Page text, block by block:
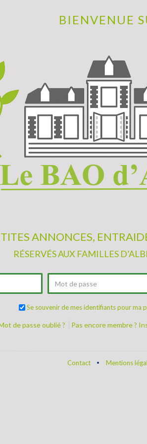
BIENVENUE
ANNONCES,
RÉSERVÉS AUX FAMILLES
Se souvenir de mes identifiants pour ma
de passe oublié ? Pas encore membre ?
Contact Mentions